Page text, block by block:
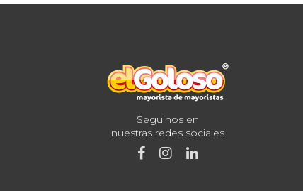
Seguinos en
nuestras redes sociales